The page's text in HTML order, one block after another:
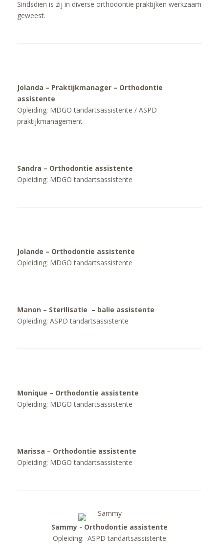
Sindsdien is zij in diverse orthodontie praktijken werkzaam
geweest.
Jolanda – Praktijkmanager – Orthodontie
assistente
Opleiding: MDGO tandartsassistente / ASPD
praktijkmanagement
Sandra – Orthodontie assistente
Opleiding: MDGO tandartsassistente
Jolande – Orthodontie assistente
Opleiding: MDGO tandartsassistente
Manon – Sterilisatie – balie assistente
Opleiding: ASPD tandartsassistente
Monique – Orthodontie assistente
Opleiding: MDGO tandartsassistente
Marissa – Orthodontie assistente
Opleiding: MDGO tandartsassistente
Sammy - Orthodontie assistente
Opleiding: ASPD tandartsassistente